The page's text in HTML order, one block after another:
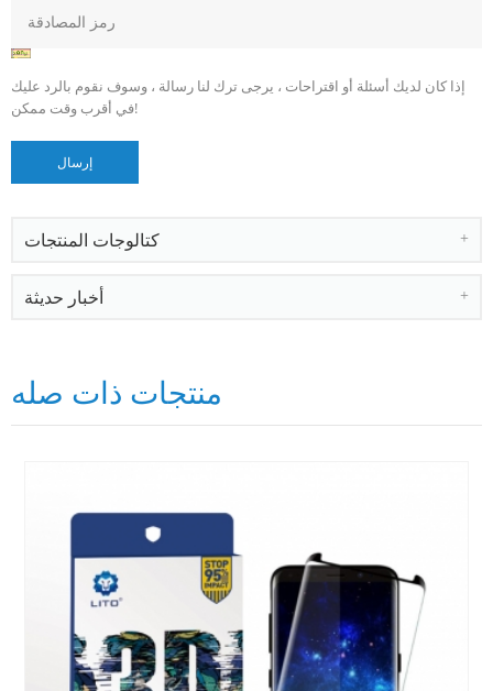
إذا كان لديك أسئلة أو اقتراحات ، يرجى ترك لنا رسالة ، وسوف نقوم بالرد عليك
في أقرب وقت ممكن!
كتالوجات المنتجات
أخبار حديثة
منتجات ذات صله